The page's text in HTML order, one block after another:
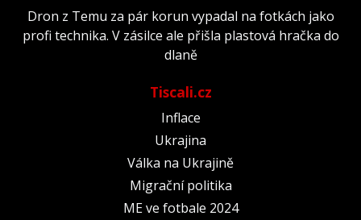
Dron z Temu za pár korun vypadal na fotkách jako
profi technika. V zásilce ale přišla plastová hračka do
dlaně
Tiscali.cz
Inflace
Ukrajina
Válka na Ukrajině
Migrační politika
ME ve fotbale 2024